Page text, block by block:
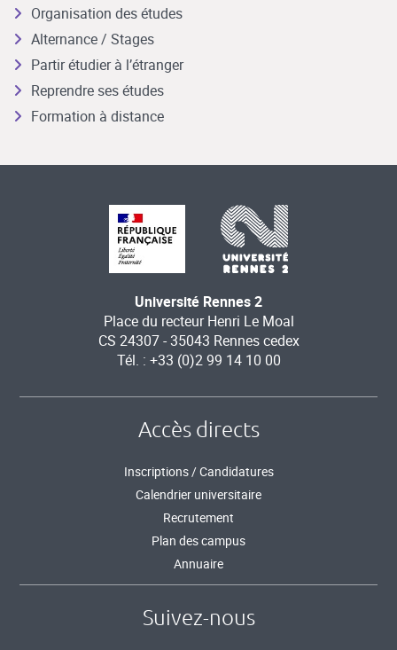
Organisation des études
Alternance / Stages
Partir étudier à l’étranger
Reprendre ses études
Formation à distance
Université Rennes 2
Place du recteur Henri Le Moal
CS 24307 - 35043 Rennes cedex
Tél. : +33 (0)2 99 14 10 00
Accès directs
Inscriptions / Candidatures
Calendrier universitaire
Recrutement
Plan des campus
Annuaire
Suivez-nous